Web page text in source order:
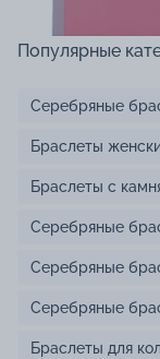
Популярные
Серебряные
Браслеты
Браслеты с
Серебряные
Серебряные
Серебряные
Браслеты для